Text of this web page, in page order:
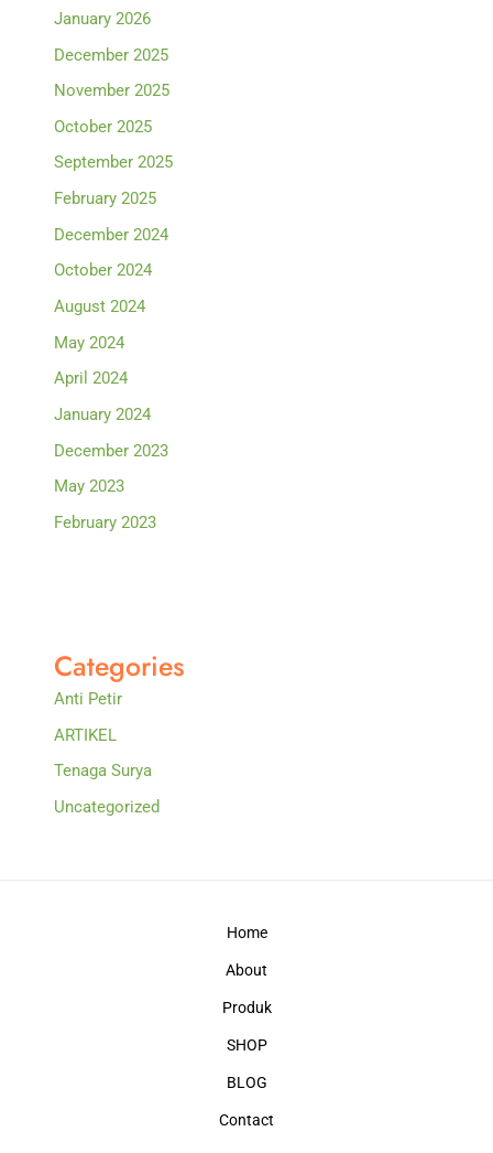
January 2026
December 2025
November 2025
October 2025
September 2025
February 2025
December 2024
October 2024
August 2024
May 2024
April 2024
January 2024
December 2023
May 2023
February 2023
Categories
Anti Petir
ARTIKEL
Tenaga Surya
Uncategorized
Home
About
Produk
SHOP
BLOG
Contact